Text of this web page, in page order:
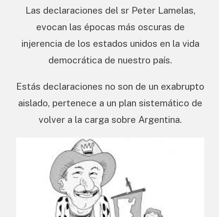
Las declaraciones del sr Peter Lamelas,
evocan las épocas más oscuras de
injerencia de los estados unidos en la vida
democrática de nuestro país.
Estás declaraciones no son de un exabrupto
aislado, pertenece a un plan sistemático de
volver a la carga sobre Argentina.